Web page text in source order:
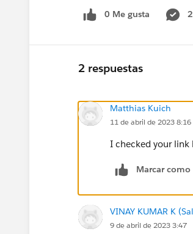
0 Me gusta
2 respuestas
Matthias Kuich
11 de abril de 2023 8:16
I checked your
Marcar
VINAY KUMAR K
9 de abril de 2023 3:47